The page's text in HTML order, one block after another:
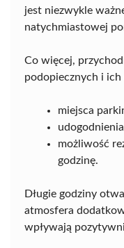
jest niezwykle
natychmiastowej
Co więcej,
podopiecznych i
miejsca
możliwość
godzinę.
Długie godziny
atmosfera
wpływają